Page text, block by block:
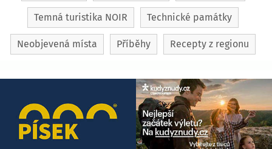
Temná turistika NOIR Technické památky
Neobjevená místa Příběhy Recepty z regionu